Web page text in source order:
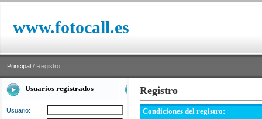
www.fotocall.es
Principal / Registro
Usuarios registrados
Usuario:
Registro
Condiciones del registro: